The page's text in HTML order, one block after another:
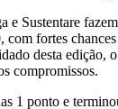
e Sustentare
com fortes
desta edição,
compromissos.
1 ponto e